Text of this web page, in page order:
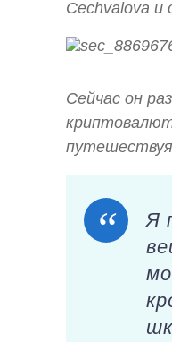
Cechvalova и
Сейчас он
Я